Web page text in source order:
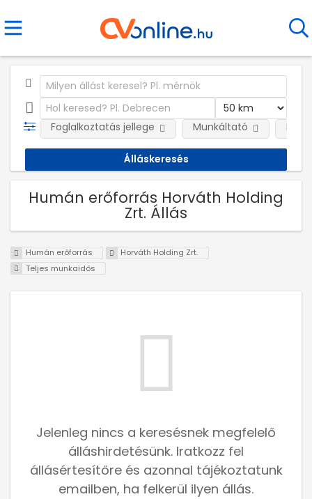
Foglalkoztatás jellege Munkáltató
Humán erőforrás Horváth Holding
Zrt. Állás
Humán erőforrás
Horváth Holding Zrt.
Teljes munkaidős
Jelenleg nincs a keresésnek megfelelő
álláshirdetésünk. Iratkozz fel
állásértesítőre és azonnal tájékoztatunk
emailben, ha felkerül ilyen állás.